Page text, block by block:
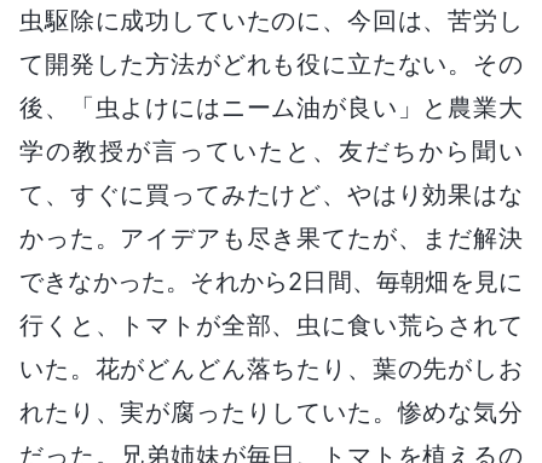
虫駆除に成功していたのに、今回は、苦労し
て開発した方法がどれも役に立たない。その
後、「虫よけにはニーム油が良い」と農業大
学の教授が言っていたと、友だちから聞い
て、すぐに買ってみたけど、やはり効果はな
かった。アイデアも尽き果てたが、まだ解決
できなかった。それから2日間、毎朝畑を見に
行くと、トマトが全部、虫に食い荒らされて
いた。花がどんどん落ちたり、葉の先がしお
れたり、実が腐ったりしていた。惨めな気分
だった。兄弟姉妹が毎日、トマトを植えるの